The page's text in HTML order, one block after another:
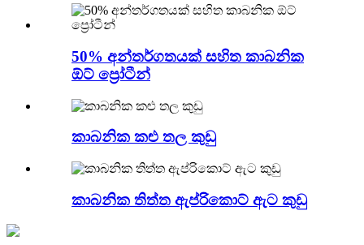
50% අන්තර්ගතයක් සහිත කාබනික
ඕට් ප්‍රෝටීන්
කාබනික කළු තල කුඩු
කාබනික තිත්ත ඇප්රිකොට් ඇට කුඩු